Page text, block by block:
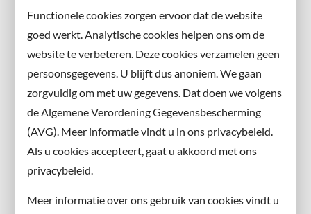
Functionele cookies zorgen ervoor dat de website
goed werkt. Analytische cookies helpen ons om de
website te verbeteren. Deze cookies verzamelen geen
persoonsgegevens. U blijft dus anoniem. We gaan
zorgvuldig om met uw gegevens. Dat doen we volgens
de Algemene Verordening Gegevensbescherming
(AVG). Meer informatie vindt u in ons privacybeleid.
Als u cookies accepteert, gaat u akkoord met ons
privacybeleid.
Meer informatie over ons gebruik van cookies vindt u
en volg ons ook op sociale media.
Facebook
X
Instagram
Contact met de gemeente
Contact